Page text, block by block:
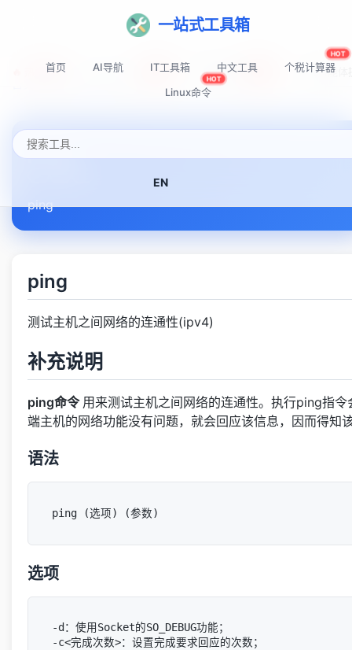
一站式工具箱
首页 AI导航 IT工具箱 中文工具 个税计算器
HOT
Linux命令
HOT
EN
🔥 热门推荐: Top-AI-Tools NEW AI提示词秘籍 NEW AI IDE智能体
ping
ping
ping
测试主机之间网络的连通性(ipv4)
补充说明
ping命令 用来测试主机之间网络的连通性。执行ping指
端主机的网络功能没有问题，就会回应该信息，因而得知
语法
选项
-d：使用Socket的SO_DEBUG功能；
-c<完成次数>：设置完成要求回应的次数；